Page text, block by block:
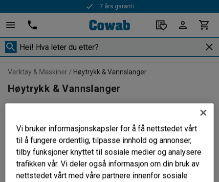
7 års garanti
Verktøy & Maskiner Høytrykk & Vannslanger
Høytrykk & Vannslanger
Filtrer Sorter
2 produkter
Vi bruker informasjonskapsler for å få nettstedet vårt
til å fungere ordentlig, tilpasse innhold og annonser,
tilby funksjoner knyttet til sosiale medier og analysere
trafikken vår. Vi deler også informasjon om din bruk av
nettstedet vårt med våre partnere innenfor sosiale